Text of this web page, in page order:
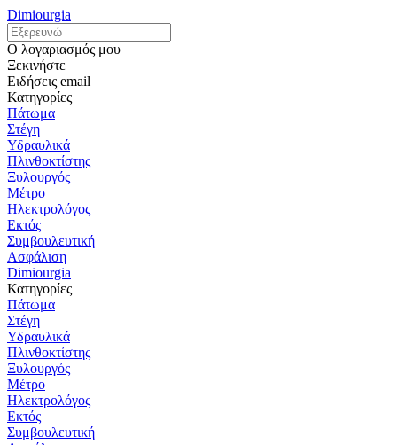
Dimiourgia
Ο λογαριασμός μου
Ξεκινήστε
Ειδήσεις email
Κατηγορίες
Πάτωμα
Στέγη
Υδραυλικά
Πλινθοκτίστης
Ξυλουργός
Μέτρο
Ηλεκτρολόγος
Εκτός
Συμβουλευτική
Ασφάλιση
Dimiourgia
Κατηγορίες
Πάτωμα
Στέγη
Υδραυλικά
Πλινθοκτίστης
Ξυλουργός
Μέτρο
Ηλεκτρολόγος
Εκτός
Συμβουλευτική